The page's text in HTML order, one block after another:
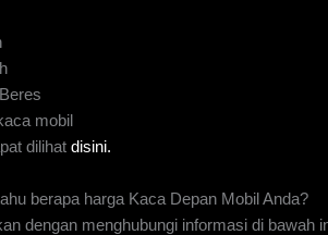
mobil
dilihat disini.
berapa harga Kaca Depan Mobil Anda?
dengan menghubungi informasi di bawah